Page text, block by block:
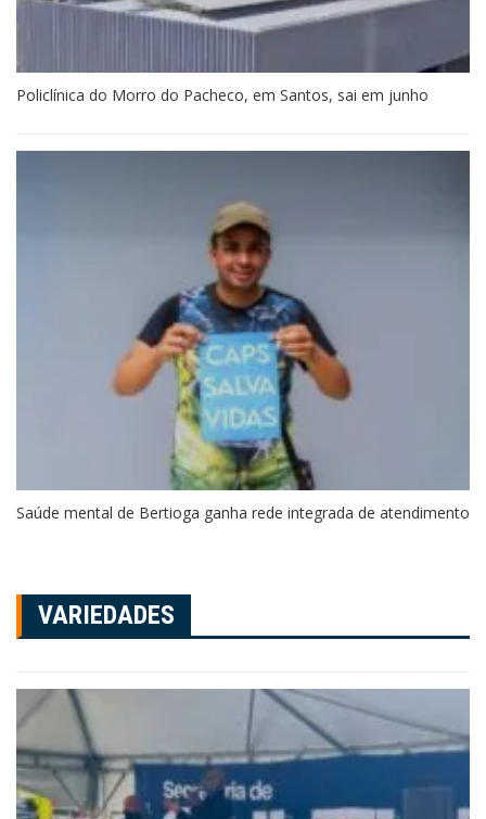
Policlínica do Morro do Pacheco, em Santos, sai em junho
Saúde mental de Bertioga ganha rede integrada de atendimento
VARIEDADES